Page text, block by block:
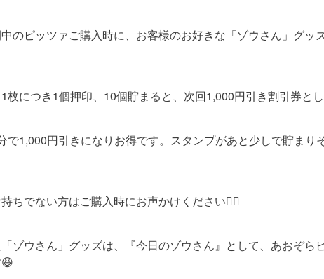
のピッツァご購入時に、お客様のお好きな「ゾウさん」グ
枚につき1個押印、10個貯まると、次回1,000円引き割引券と
で1,000円引きになりお得です。スタンプがあと少しで貯ま
ちでない方はご購入時にお声かけください🙇‍♀️
ゾウさん」グッズは、『今日のゾウさん』として、あおぞ